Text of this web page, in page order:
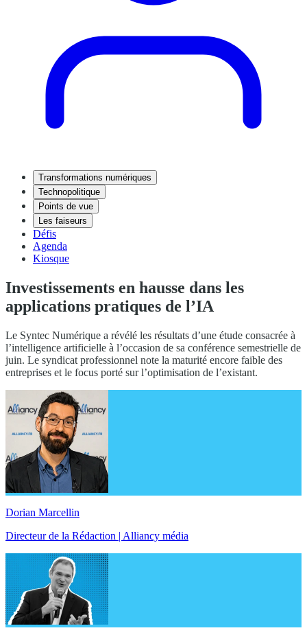
Transformations numériques
Technopolitique
Points de vue
Les faiseurs
Défis
Agenda
Kiosque
Investissements en hausse dans les
applications pratiques de l’IA
Le Syntec Numérique a révélé les résultats d’une étude consacrée à
l’intelligence artificielle à l’occasion de sa conférence semestrielle de
juin. Le syndicat professionnel note la maturité encore faible des
entreprises et le focus porté sur l’optimisation de l’existant.
Dorian Marcellin
Directeur de la Rédaction | Alliancy média